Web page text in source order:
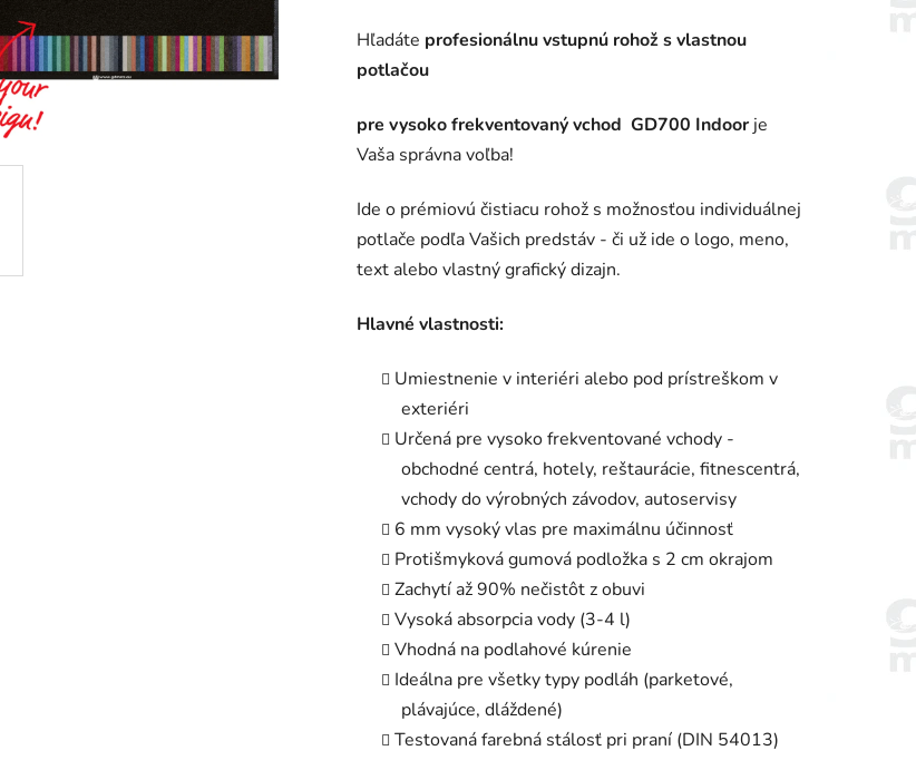
produktu
je
z
5
Hľadáte profesionálnu vstupnú rohožs vlastnou
potlačou
pre vysoko frekventovaný vchod GD700 Indoor je
Vaša správna voľba!
Ide o prémiovú čistiacu rohož s možnosťou individuálnej
potlače podľa Vašich predstáv - či už ide o logo, meno,
text alebo vlastný grafický dizajn.
Hlavné vlastnosti:
Umiestnenie v interiéri alebo pod prístreškom v
exteriéri
Určená pre vysoko frekventované vchody -
obchodné centrá, hotely, reštaurácie, fitnescentrá,
vchody do výrobných závodov, autoservisy
6 mm vysoký vlas pre maximálnu účinnosť
Protišmyková gumová podložka s 2 cm okrajom
Zachytí až 90% nečistôt z obuvi
Vysoká absorpcia vody (3-4 l)
Vhodná na podlahové kúrenie
Ideálna pre všetky typy podláh (parketové,
plávajúce, dláždené)
Testovaná farebná stálosť pri praní (DIN 54013)